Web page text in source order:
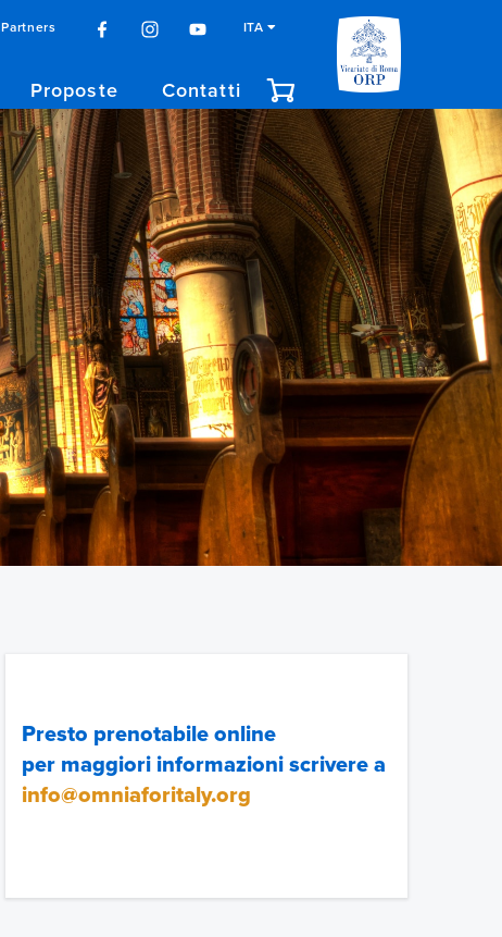
Partners ITA
Proposte Contatti
Presto prenotabile online
per maggiori informazioni scrivere a
info@omniaforitaly.org